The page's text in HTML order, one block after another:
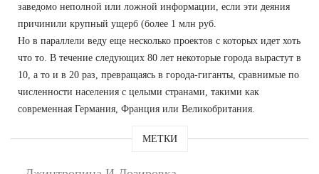
заведомо неполной или ложной информации, если эти деяния
причинили крупный ущерб (более 1 млн руб.
Но в параллели веду еще несколько проектов с которых идет хоть
что то. В течение следующих 80 лет некоторые города вырастут в
10, а то и в 20 раз, превращаясь в города-гиганты, сравнимые по
численности населения с целыми странами, такими как
современная Германия, Франция или Великобритания.
МЕТКИ